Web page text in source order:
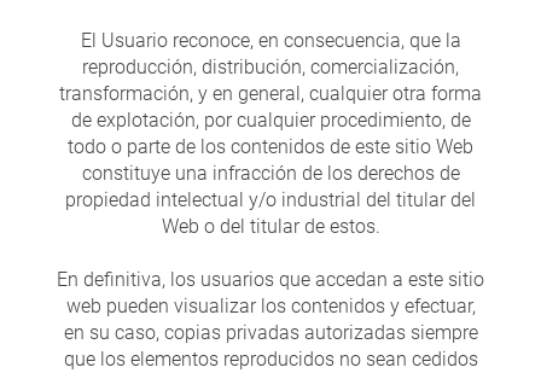
El Usuario reconoce, en consecuencia, que la
reproducción, distribución, comercialización,
transformación, y en general, cualquier otra forma
de explotación, por cualquier procedimiento, de
todo o parte de los contenidos de este sitio Web
constituye una infracción de los derechos de
propiedad intelectual y/o industrial del titular del
Web o del titular de estos.
En definitiva, los usuarios que accedan a este sitio
web pueden visualizar los contenidos y efectuar,
en su caso, copias privadas autorizadas siempre
que los elementos reproducidos no sean cedidos